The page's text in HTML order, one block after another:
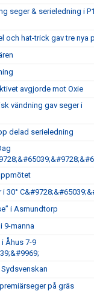
seger & serieledning i
och hat-trick gav tre nya
avgjorde mot Oxie
vändning gav seger i
delad serieledning
30°
i Asmundtorp
9-manna
i Åhus 7-9
på gräs